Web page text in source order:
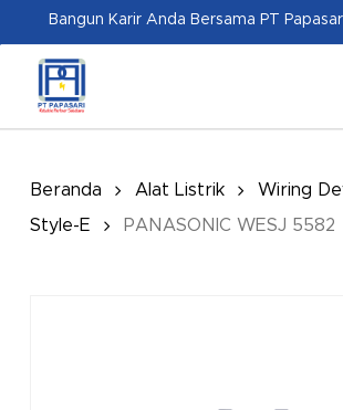
content
Bangun Karir Anda Bersama PT
Beranda Alat Listrik
Wiring
Style-E
PANASONIC WESJ 5582